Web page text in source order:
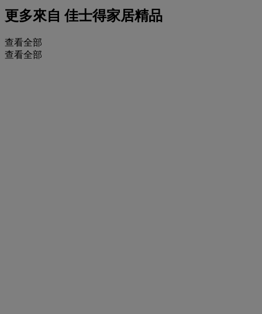
更多來自 佳士得家居精品
查看全部
查看全部